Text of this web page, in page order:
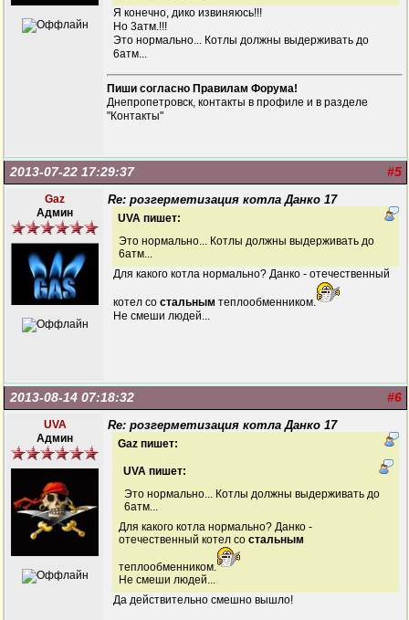
Я конечно, дико извиняюсь!!!
Но 3атм.!!!
Это нормально... Котлы должны выдерживать до
6атм...
Пиши согласно Правилам Форума!
Днепропетровск, контакты в профиле и в разделе
"Контакты"
#5
2013-07-22 17:29:37
Gaz
Админ
Re: розгерметизация котла Данко 17
UVA пишет:
Это нормально... Котлы должны выдерживать до
6атм...
Для какого котла нормально? Данко - отечественный
котел со стальным теплообменником.
Не смеши людей...
#6
2013-08-14 07:18:32
UVA
Админ
Re: розгерметизация котла Данко 17
Gaz пишет:
UVA пишет:
Это нормально... Котлы должны выдерживать до
6атм...
Для какого котла нормально? Данко -
отечественный котел со стальным
теплообменником.
Не смеши людей...
Да действительно смешно вышло!